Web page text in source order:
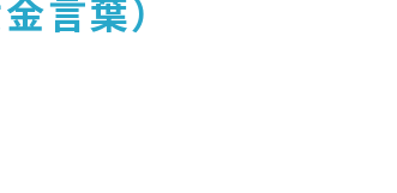
言葉）